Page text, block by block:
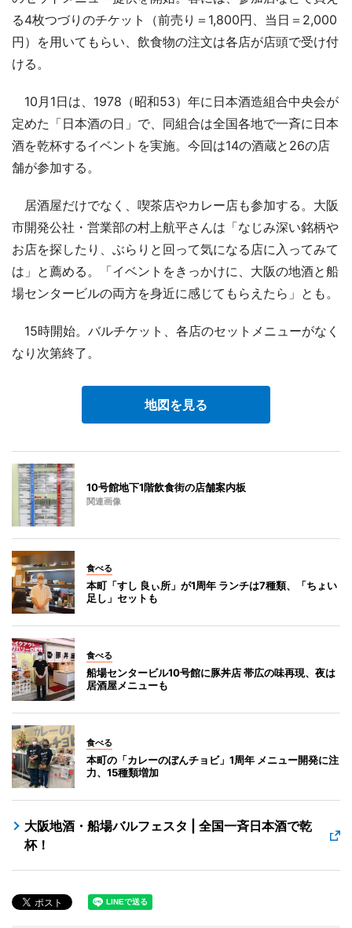
る4枚つづりのチケット（前売り＝1,800円、当日＝2,000
円）を用いてもらい、飲食物の注文は各店が店頭で受け付
ける。
10月1日は、1978（昭和53）年に日本酒造組合中央会が
定めた「日本酒の日」で、同組合は全国各地で一斉に日本
酒を乾杯するイベントを実施。今回は14の酒蔵と26の店
舗が参加する。
居酒屋だけでなく、喫茶店やカレー店も参加する。大阪
市開発公社・営業部の村上航平さんは「なじみ深い銘柄や
お店を探したり、ぶらりと回って気になる店に入ってみて
は」と薦める。「イベントをきっかけに、大阪の地酒と船
場センタービルの両方を身近に感じてもらえたら」とも。
15時開始。バルチケット、各店のセットメニューがなく
なり次第終了。
地図を見る
10号館地下1階飲食街の店舗案内板
関連画像
食べる
本町「すし 良ぃ所」が1周年 ランチは7種類、「ちょい
足し」セットも
食べる
船場センタービル10号館に豚丼店 帯広の味再現、夜は
居酒屋メニューも
食べる
本町の「カレーのぼんチョビ」1周年 メニュー開発に注
力、15種類増加
大阪地酒・船場バルフェスタ | 全国一斉日本酒で乾
杯！